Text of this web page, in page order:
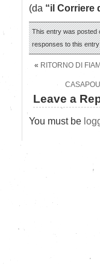
(da “il Corriere
This entry was posted
responses to this
« RITORNO DI
Leave a
You must be